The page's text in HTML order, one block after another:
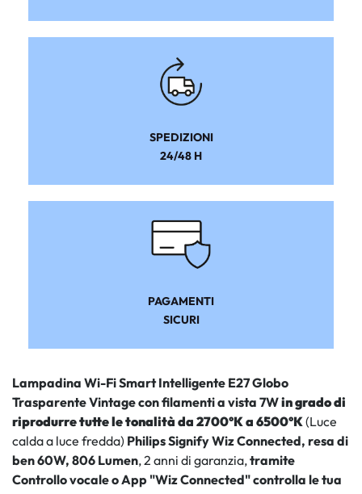
SPEDIZIONI
24/48 H
PAGAMENTI
SICURI
Lampadina Wi-Fi Smart Intelligente E27 Globo
Trasparente Vintage con filamenti a vista 7Win grado di
riprodurre tutte le tonalità da 2700°K a 6500°K(Luce
calda a luce fredda) Philips Signify Wiz Connected, resa di
ben 60W, 806 Lumen, 2 anni di garanzia,tramite
Controllo vocale o App "Wiz Connected" controlla le tua